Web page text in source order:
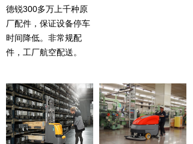
德锐300多万上千种原
厂配件，保证设备停车
时间降低。非常规配
件，工厂航空配送。